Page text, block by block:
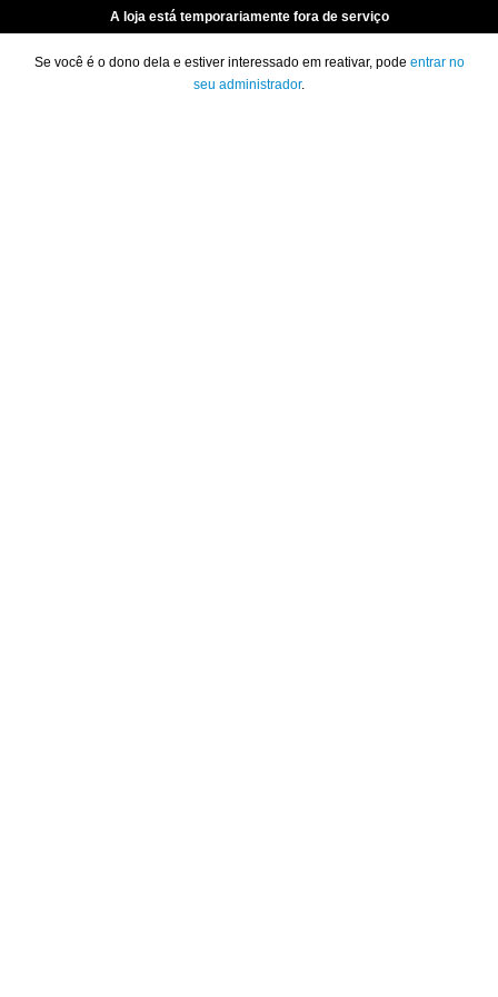
A loja está temporariamente fora de serviço
Se você é o dono dela e estiver interessado em reativar, pode entrar no
seu administrador.